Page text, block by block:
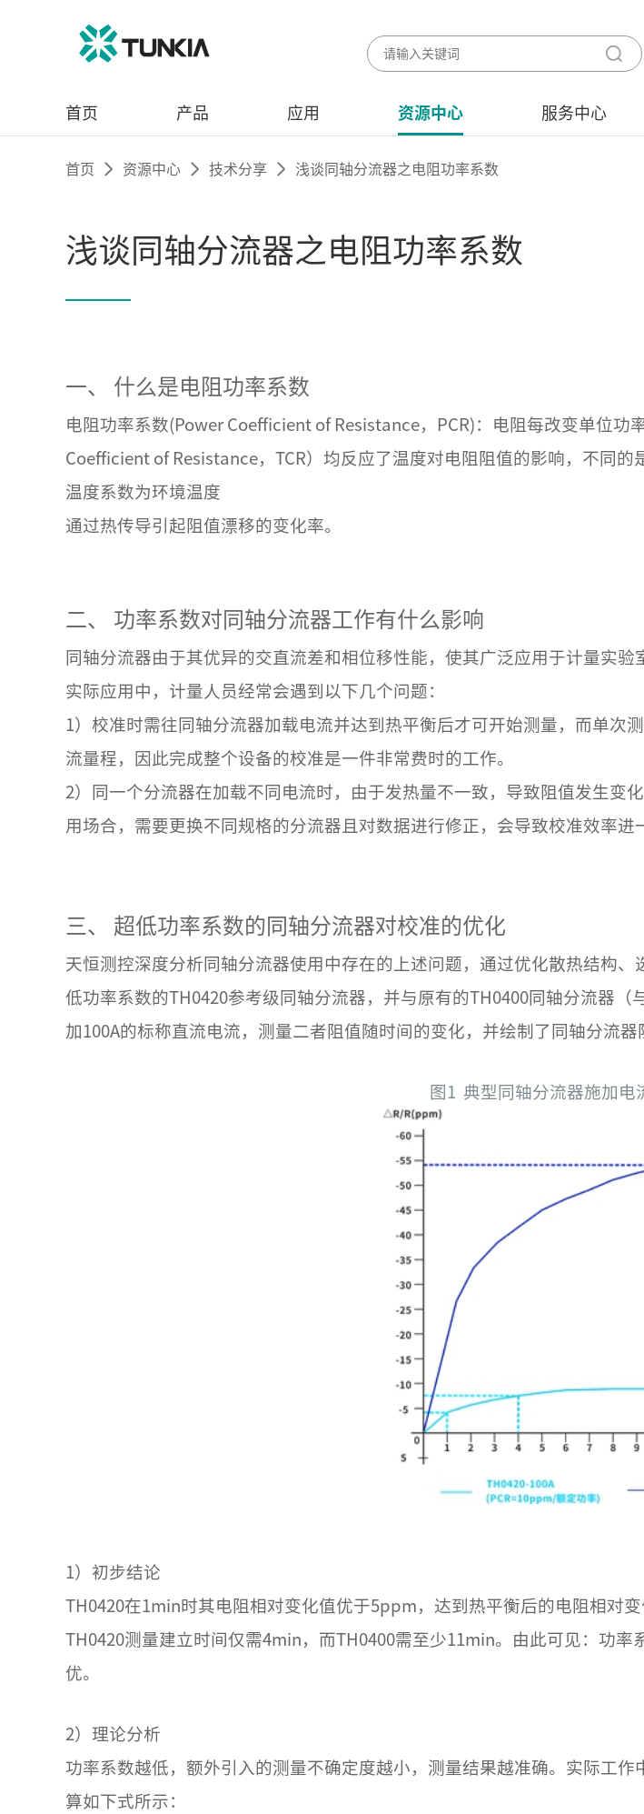
首页 产品 应用 资源中心 服务中心
首页 资源中心 技术分享 浅谈同轴分流器之电阻功率系数
浅谈同轴分流器之电阻功率系数
一、 什么是电阻功率系数
电阻功率系数(Power Coefficient of Resistance，PCR)：电阻每改变单位
Coefficient of Resistance，TCR）均反应了温度对电阻阻值的影响，不同
温度系数为环境温度
通过热传导引起阻值漂移的变化率。
二、 功率系数对同轴分流器工作有什么影响
同轴分流器由于其优异的交直流差和相位移性能，使其广泛应用于计量实
实际应用中，计量人员经常会遇到以下几个问题：
1）校准时需往同轴分流器加载电流并达到热平衡后才可开始测量，而单次
流量程，因此完成整个设备的校准是一件非常费时的工作。
2）同一个分流器在加载不同电流时，由于发热量不一致，导致阻值发生变
用场合，需要更换不同规格的分流器且对数据进行修正，会导致校准效率进
三、 超低功率系数的同轴分流器对校准的优化
天恒测控深度分析同轴分流器使用中存在的上述问题，通过优化散热结构
低功率系数的TH0420参考级同轴分流器，并与原有的TH0400同轴分流器
加100A的标称直流电流，测量二者阻值随时间的变化，并绘制了同轴分流器
图1 典型同轴分流器施加电
1）初步结论
TH0420在1min时其电阻相对变化值优于5ppm，达到热平衡后的电阻相对
TH0420测量建立时间仅需4min，而TH0400需至少11min。由此可见：功
优。
2）理论分析
功率系数越低，额外引入的测量不确定度越小，测量结果越准确。实际工
算如下式所示：